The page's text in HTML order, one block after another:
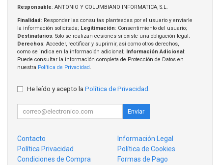
Responsable: ANTONIO Y COLUMBIANO INFORMATICA, S.L.
Finalidad: Responder las consultas planteadas por el usuario y enviarle
la información solicitada; Legitimación: Consentimiento del usuario;
Destinatarios: Solo se realizan cesiones si existe una obligación legal;
Derechos: Acceder, rectificar y suprimir, así como otros derechos,
como se indica en la información adicional; Información Adicional:
Puede consultar la información completa de Protección de Datos en
nuestra Política de Privacidad.
He leído y acepto laPolítica de Privacidad.
Enviar
Contacto
Información Legal
Política Privacidad
Política de Cookies
Condiciones de Compra
Formas de Pago